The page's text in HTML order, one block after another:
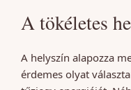
A tökéletes
A helyszín alapozza
érdemes olyat